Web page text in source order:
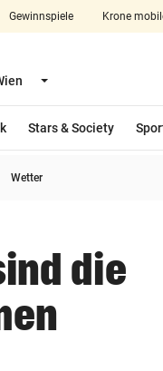
Gewinnspiele Krone
Menü aufklappen
Stars & Society
Wetter
die